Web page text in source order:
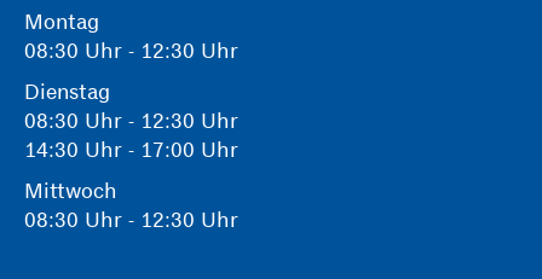
Montag
08:30 Uhr - 12:30 Uhr
Dienstag
08:30 Uhr - 12:30 Uhr
14:30 Uhr - 17:00 Uhr
Mittwoch
08:30 Uhr - 12:30 Uhr